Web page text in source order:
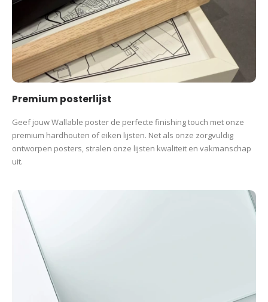
Geef jouw Wallable poster de perfecte finishing touch met onze
premium hardhouten of eiken lijsten. Net als onze zorgvuldig
ontworpen posters, stralen onze lijsten kwaliteit en vakmanschap
uit.
Ontspiegeld acrylglas
Ons acrylglas is ontworpen om reflecties en schitteringen te
Premium posterlijst
Geef jouw Wallable poster de perfecte finishing touch met onze
premium hardhouten of eiken lijsten. Net als onze zorgvuldig
ontworpen posters, stralen onze lijsten kwaliteit en vakmanschap
uit.